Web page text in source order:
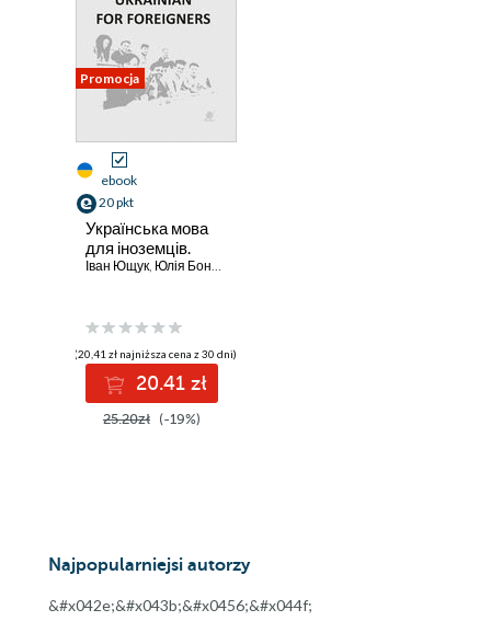
Promocja
ebook
20 pkt
Українська мова
для іноземців.
Іван Ющук, Юлія Бондарчук
(20,41 zł najniższa cena z 30 dni)
20.41 zł
25.20zł (-19%)
Najpopularniejsi autorzy
&#x042e;&#x043b;&#x0456;&#x044f;